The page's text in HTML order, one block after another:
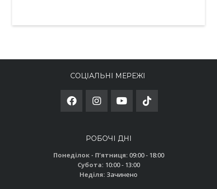
СОЦІАЛЬНІ МЕРЕЖІ
РОБОЧІ ДНІ
Понеділок - Пʼятниця: 09:00 - 18:00
Субота: 10:00 - 13:00
Неділя: Зачинено